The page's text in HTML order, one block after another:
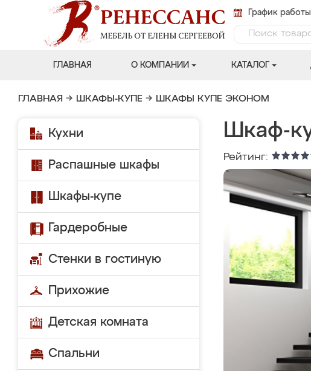
График
ГЛАВНАЯ О КОМПАНИИ КАТАЛОГ
ГЛАВНАЯ → ШКАФЫ-КУПЕ → ШКАФЫ КУПЕ ЭКОНОМ
Кухни
Распашные шкафы
Шкафы-купе
Гардеробные
Стенки в гостиную
Прихожие
Детская комната
Спальни
Шкаф-
Рейтинг: